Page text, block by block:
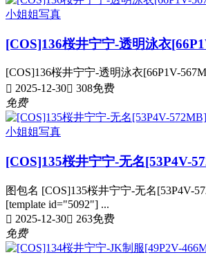
小姐姐写真
[COS]136桜井宁宁-透明泳衣
[COS]136桜井宁宁-透明泳衣[66P1V-
2025-12-30
308免费
免费
小姐姐写真
[COS]135桜井宁宁-无名[53P4V-
图包名 [COS]135桜井宁宁-无名[53P4V-
[template id="5092"] ...
2025-12-30
263免费
免费